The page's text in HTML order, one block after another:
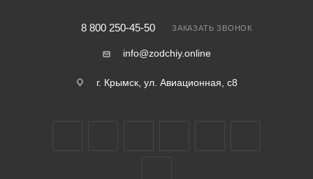
8 800 250-45-50 ЗАКАЗАТЬ ЗВОНОК
info@zodchiy.online
г. Крымск, ул. Авиационная, с8